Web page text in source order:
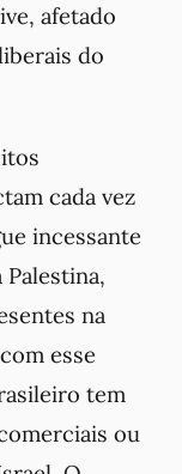
afetado
do
cada vez
incessante
na
esse
tem
ou